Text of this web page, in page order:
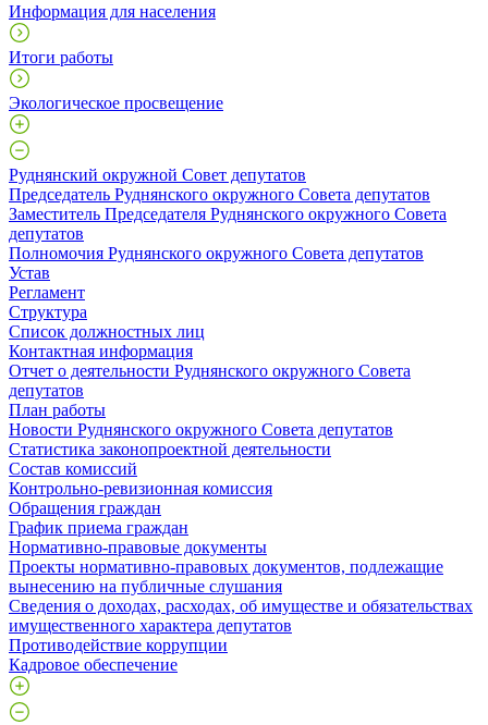
Информация для населения
Итоги работы
Экологическое просвещение
Руднянский окружной Совет депутатов
Председатель Руднянского окружного Совета депутатов
Заместитель Председателя Руднянского окружного Совета
депутатов
Полномочия Руднянского окружного Совета депутатов
Устав
Регламент
Структура
Список должностных лиц
Контактная информация
Отчет о деятельности Руднянского окружного Совета
депутатов
План работы
Новости Руднянского окружного Совета депутатов
Статистика законопроектной деятельности
Состав комиссий
Контрольно-ревизионная комиссия
Обращения граждан
График приема граждан
Нормативно-правовые документы
Проекты нормативно-правовых документов, подлежащие
вынесению на публичные слушания
Сведения о доходах, расходах, об имуществе и обязательствах
имущественного характера депутатов
Противодействие коррупции
Кадровое обеспечение